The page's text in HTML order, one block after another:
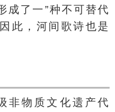
成了一”种不可替代
此，河间歌诗也是
非物质文化遗产代